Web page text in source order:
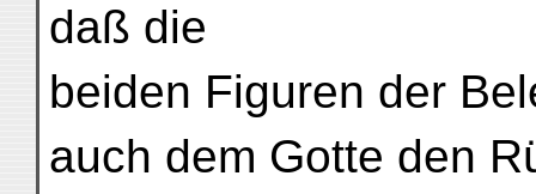
daß die
beiden Figuren der
auch dem Gotte den